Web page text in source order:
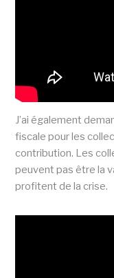
J’ai également
fiscale pour les
contribution. Les
peuvent pas être la
profitent de la crise.